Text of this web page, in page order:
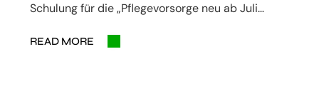
Schulung für die „Pflegevorsorge neu ab Juli…
READ MORE